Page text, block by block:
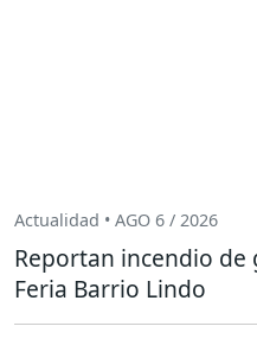
Actualidad • AGO 6 / 2026
Reportan incendio
Feria Barrio Lindo